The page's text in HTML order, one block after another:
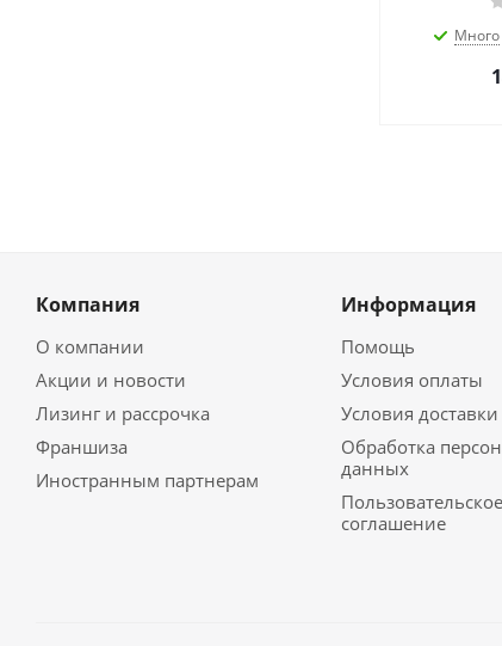
Много
Компания
О компании
Акции и новости
Лизинг и рассрочка
Франшиза
Иностранным партнерам
Информация
Помощь
Условия оплаты
Условия доставки
Обработка
данных
Пользовательское
соглашение